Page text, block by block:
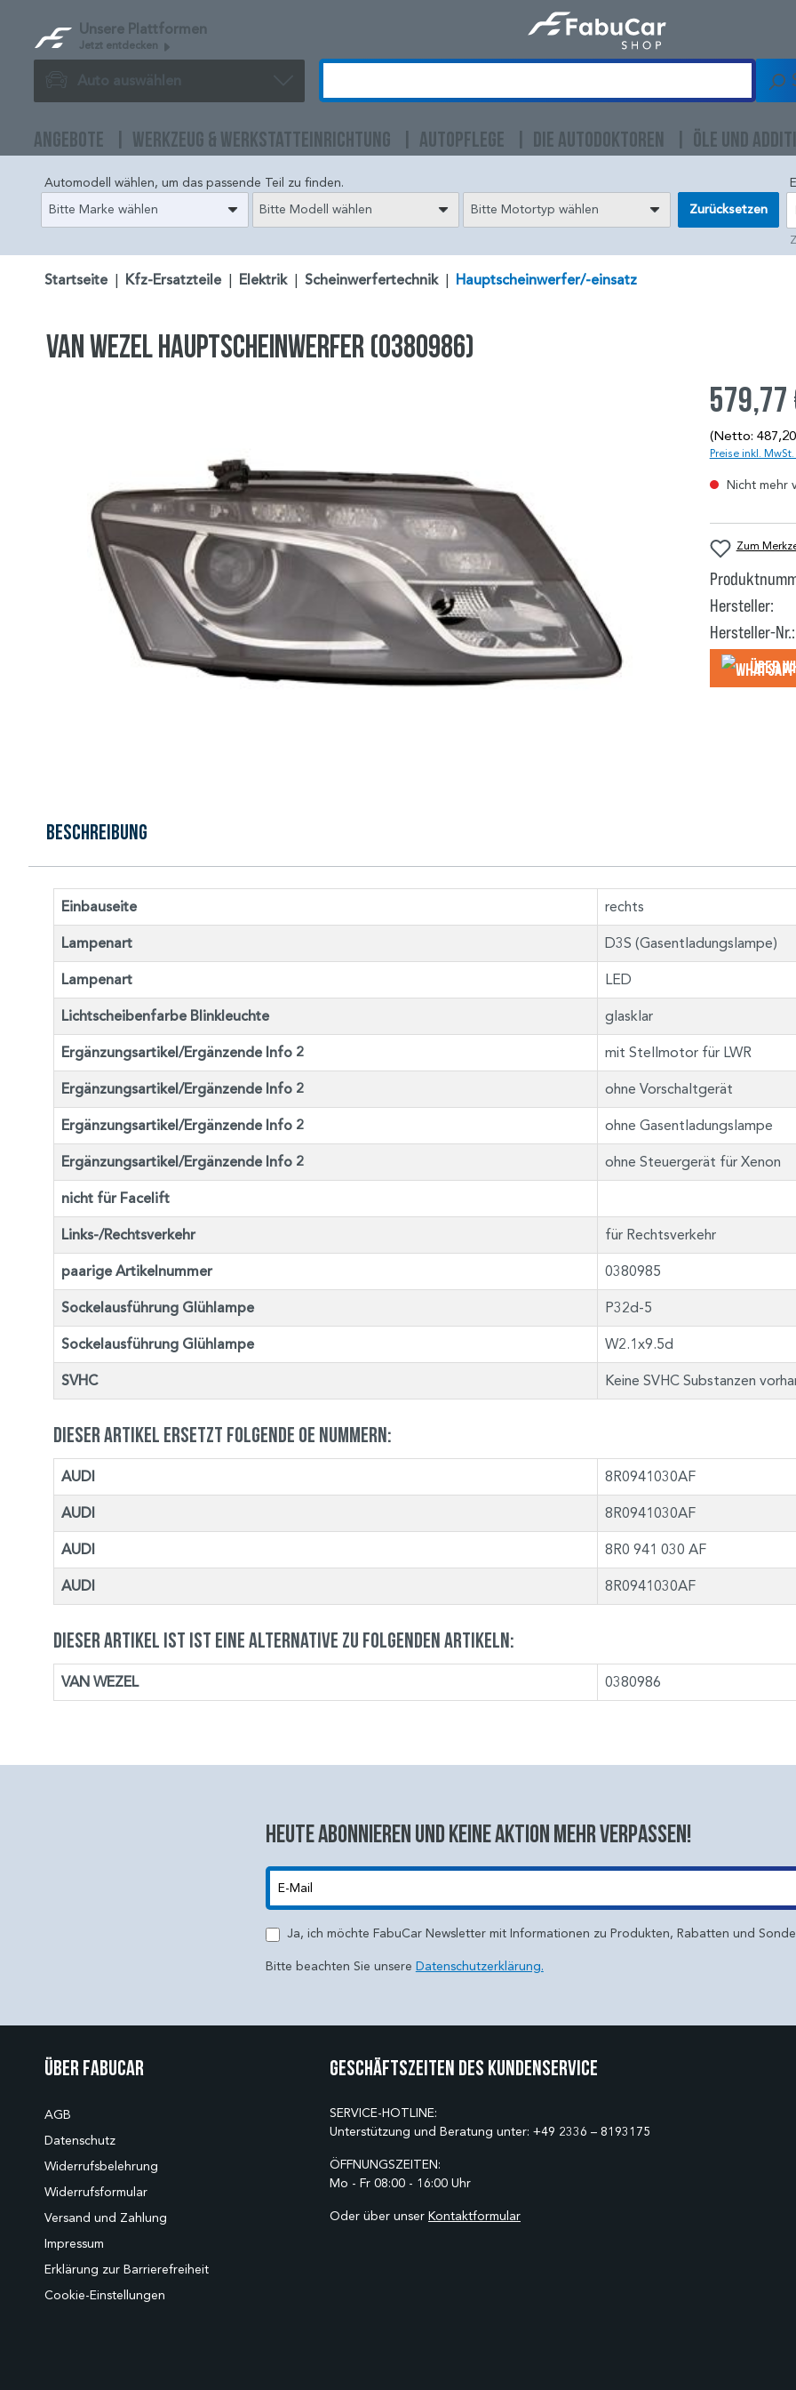
Unsere Plattformen
Jetzt entdecken
Auto auswählen
ANGEBOTE WERKZEUG & WERKSTATTEINRICHTUNG AUTOPFLEGE DIE AUTODOKTOREN ÖLE UND
Automodell wählen, um das passende Teil zu finden.
Bitte Marke wählen
Bitte Modell wählen Bitte Motortyp wählen Zurücksetzen
Startseite Kfz-Ersatzteile Elektrik Scheinwerfertechnik Hauptscheinwerfer/-einsatz
VAN WEZEL Hauptscheinwerfer (0380986)
(Netto:
Preise inkl.
Nicht mehr
Zum
Hersteller:
Hersteller-Nr.:
Über
Beschreibung
Einbauseite rechts
Lampenart D3S (Gasentladungslampe)
Lampenart LED
Lichtscheibenfarbe Blinkleuchte glasklar
Ergänzungsartikel/Ergänzende Info 2 mit Stellmotor für LWR
Ergänzungsartikel/Ergänzende Info 2 ohne Vorschaltgerät
Ergänzungsartikel/Ergänzende Info 2 ohne Gasentladungslampe
Ergänzungsartikel/Ergänzende Info 2 ohne Steuergerät für Xenon
nicht für Facelift
Links-/Rechtsverkehr für Rechtsverkehr
paarige Artikelnummer 0380985
Sockelausführung Glühlampe P32d-5
Sockelausführung Glühlampe W2.1x9.5d
SVHC Keine SVHC Substanzen
Dieser Artikel ersetzt folgende OE Nummern:
AUDI 8R0941030AF
AUDI 8R0941030AF
AUDI 8R0 941 030 AF
AUDI 8R0941030AF
Dieser Artikel ist ist eine Alternative zu folgenden Artikeln:
VAN WEZEL 0380986
Heute abonnieren und keine aktion mehr verpassen!
Ja, ich möchte FabuCar Newsletter mit Informationen zu Produkten, Rabatten und
Bitte beachten Sie unsere Datenschutzerklärung.
Über Fabucar
AGB
Datenschutz
Widerrufsbelehrung
Widerrufsformular
Versand und Zahlung
Impressum
Erklärung zur Barrierefreiheit
Cookie-Einstellungen
Geschäftszeiten des Kundenservice
SERVICE-HOTLINE:
Unterstützung und Beratung unter: +49 2336 – 8193175
ÖFFNUNGSZEITEN:
Mo - Fr 08:00 - 16:00 Uhr
Oder über unser Kontaktformular